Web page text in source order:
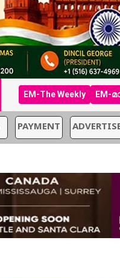
EM-The Weekly EM-
PAYMENT